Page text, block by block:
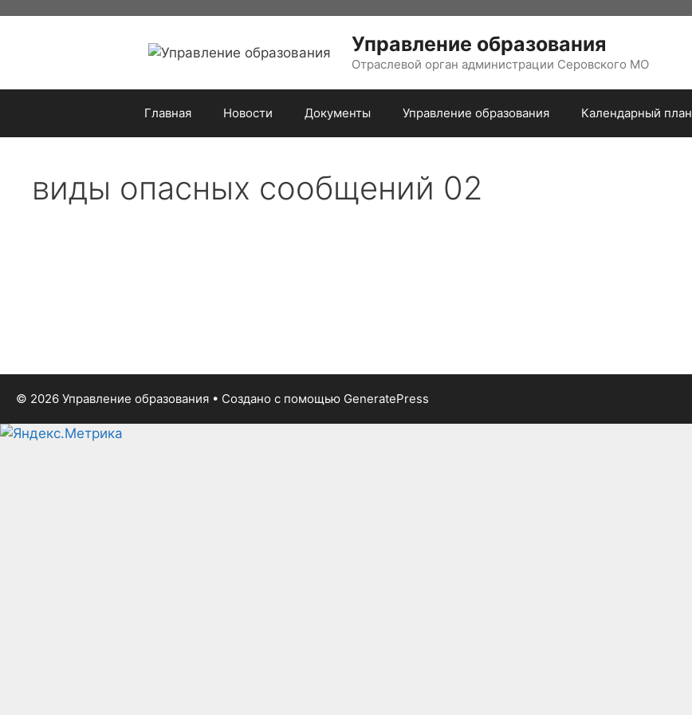
Управление образования
Отраслевой орган администрации Серовского МО
Главная Новости Документы Управление образования Календарный план
виды опасных сообщений 02
© 2026 Управление образования • Создано с помощью GeneratePress